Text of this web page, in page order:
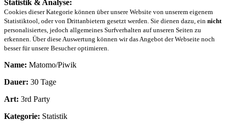
Statistik & Analyse:
Cookies dieser Kategorie können über unsere Website von unserem eigenem
Statistiktool, oder von Drittanbietern gesetzt werden. Sie dienen dazu, ein nicht
personalisiertes, jedoch allgemeines Surfverhalten auf unseren Seiten zu
erkennen. Über diese Auswertung können wir das Angebot der Webseite noch
besser für unsere Besucher optimieren.
Name: Matomo/Piwik
Dauer: 30 Tage
Art: 3rd Party
Kategorie: Statistik